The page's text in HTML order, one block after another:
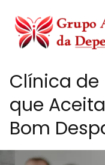
Clínica de
que
Bom